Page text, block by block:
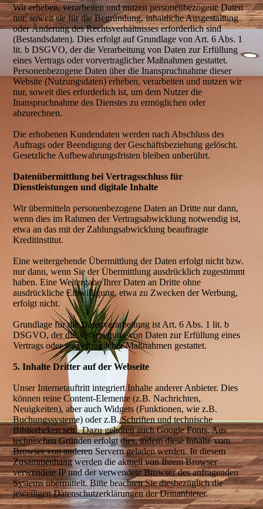
Wir erheben, verarbeiten und nutzen personenbezogene Daten
nur, soweit sie für die Begründung, inhaltliche Ausgestaltung
oder Änderung des Rechtsverhältnisses erforderlich sind
(Bestandsdaten). Dies erfolgt auf Grundlage von Art. 6 Abs. 1
lit. b DSGVO, der die Verarbeitung von Daten zur Erfüllung
eines Vertrags oder vorvertraglicher Maßnahmen gestattet.
Personenbezogene Daten über die Inanspruchnahme dieser
Website (Nutzungsdaten) erheben, verarbeiten und nutzen wir
nur, soweit dies erforderlich ist, um dem Nutzer die
Inanspruchnahme des Dienstes zu ermöglichen oder
abzurechnen.
Die erhobenen Kundendaten werden nach Abschluss des
Auftrags oder Beendigung der Geschäftsbeziehung gelöscht.
Gesetzliche Aufbewahrungsfristen bleiben unberührt.
Datenübermittlung bei Vertragsschluss für
Dienstleistungen und digitale Inhalte
Wir übermitteln personenbezogene Daten an Dritte nur dann,
wenn dies im Rahmen der Vertragsabwicklung notwendig ist,
etwa an das mit der Zahlungsabwicklung beauftragte
Kreditinstitut.
Eine weitergehende Übermittlung der Daten erfolgt nicht bzw.
nur dann, wenn Sie der Übermittlung ausdrücklich zugestimmt
haben. Eine Weitergabe Ihrer Daten an Dritte ohne
ausdrückliche Einwilligung, etwa zu Zwecken der Werbung,
erfolgt nicht.
Grundlage für die Datenverarbeitung ist Art. 6 Abs. 1 lit. b
DSGVO, der die Verarbeitung von Daten zur Erfüllung eines
Vertrags oder vorvertraglicher Maßnahmen gestattet.
5. Inhalte Dritter auf der Webseite
Unser Internetauftritt integriert Inhalte anderer Anbieter. Dies
können reine Content-Elemente (z.B. Nachrichten,
Neuigkeiten), aber auch Widgets (Funktionen, wie z.B.
Buchungssysteme) oder z.B. Schriften und technische
Bibliotheken sein. Dazu gehören auch Google Fonts. Aus
technischen Gründen erfolgt dies, indem diese Inhalte vom
Browser von anderen Servern geladen werden. In diesem
Zusammenhang werden die aktuell von Ihrem Browser
verwendete IP und der verwendete Browser des anfragenden
Systems übermittelt. Bitte beachten Sie diesbezüglich die
jeweiligen Datenschutzerklärungen der Drittanbieter.